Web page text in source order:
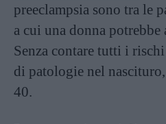
preeclampsia sono tra le
a cui una donna potrebbe
Senza contare tutti i
di patologie nel
40.